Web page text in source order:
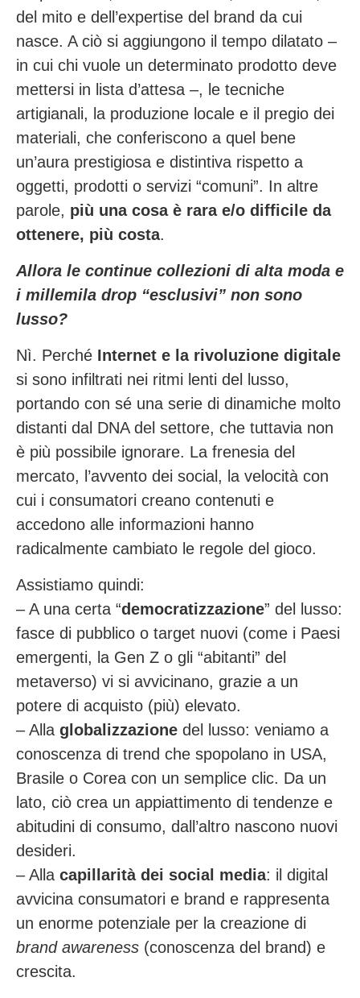
del mito e dell’expertise del brand da cui
nasce. A ciò si aggiungono il tempo dilatato –
in cui chi vuole un determinato prodotto deve
mettersi in lista d’attesa –, le tecniche
artigianali, la produzione locale e il pregio dei
materiali, che conferiscono a quel bene
un’aura prestigiosa e distintiva rispetto a
oggetti, prodotti o servizi “comuni”. In altre
parole, più una cosa è rara e/o difficile da
ottenere, più costa.
Allora le continue collezioni di alta moda e
i millemila drop “esclusivi” non sono
lusso?
Nì. Perché Internet e la rivoluzione digitale
si sono infiltrati nei ritmi lenti del lusso,
portando con sé una serie di dinamiche molto
distanti dal DNA del settore, che tuttavia non
è più possibile ignorare. La frenesia del
mercato, l’avvento dei social, la velocità con
cui i consumatori creano contenuti e
accedono alle informazioni hanno
radicalmente cambiato le regole del gioco.
Assistiamo quindi:
– A una certa “democratizzazione” del lusso:
fasce di pubblico o target nuovi (come i Paesi
emergenti, la Gen Z o gli “abitanti” del
metaverso) vi si avvicinano, grazie a un
potere di acquisto (più) elevato.
– Alla globalizzazione del lusso: veniamo a
conoscenza di trend che spopolano in USA,
Brasile o Corea con un semplice clic. Da un
lato, ciò crea un appiattimento di tendenze e
abitudini di consumo, dall’altro nascono nuovi
desideri.
– Alla capillarità dei social media: il digital
avvicina consumatori e brand e rappresenta
un enorme potenziale per la creazione di
brand awareness (conoscenza del brand) e
crescita.